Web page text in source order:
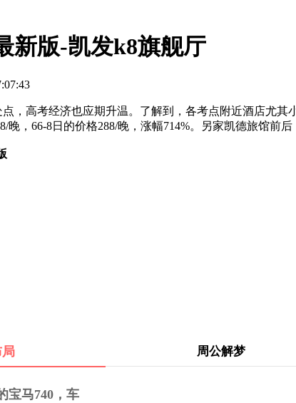
新版-凯发k8旗舰厅
点，高考经济也应期升温。了解到，各考点附近酒店尤
晚，66-8日的价格288/晚，涨幅714%。另家凯德旅馆前后
周公解梦
宝马740，车